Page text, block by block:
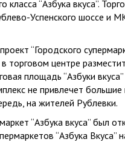
класса “Азбука вкуса”.
Успенского шоссе и
“Городского
торговом центре
площадь “Азбуки
не привлечет
на жителей Рублевки.
“Азбука вкуса” был
“Азбука Вкуса”